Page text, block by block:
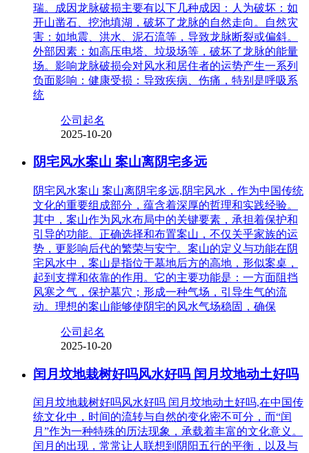
瑞。成因龙脉破损主要有以下几种成因：人为破坏：如
开山凿石、挖池填湖，破坏了龙脉的自然走向。自然灾
害：如地震、洪水、泥石流等，导致龙脉断裂或偏斜。
外部因素：如高压电塔、垃圾场等，破坏了龙脉的能量
场。影响龙脉破损会对风水和居住者的运势产生一系列
负面影响：健康受损：导致疾病、伤痛，特别是呼吸系
统
公司起名
2025-10-20
阴宅风水案山 案山离阴宅多远
阴宅风水案山 案山离阴宅多远,阴宅风水，作为中国传统
文化的重要组成部分，蕴含着深厚的哲理和实践经验。
其中，案山作为风水布局中的关键要素，承担着保护和
引导的功能。正确选择和布置案山，不仅关乎家族的运
势，更影响后代的繁荣与安宁。案山的定义与功能在阴
宅风水中，案山是指位于墓地后方的高地，形似案桌，
起到支撑和依靠的作用。它的主要功能是：一方面阻挡
风寒之气，保护墓穴；形成一种气场，引导生气的流
动。理想的案山能够使阴宅的风水气场稳固，确保
公司起名
2025-10-20
闰月坟地栽树好吗风水好吗 闰月坟地动土好吗
闰月坟地栽树好吗风水好吗 闰月坟地动土好吗,在中国传
统文化中，时间的流转与自然的变化密不可分，而“闰
月”作为一种特殊的历法现象，承载着丰富的文化意义。
闰月的出现，常常让人联想到阴阳五行的平衡，以及与